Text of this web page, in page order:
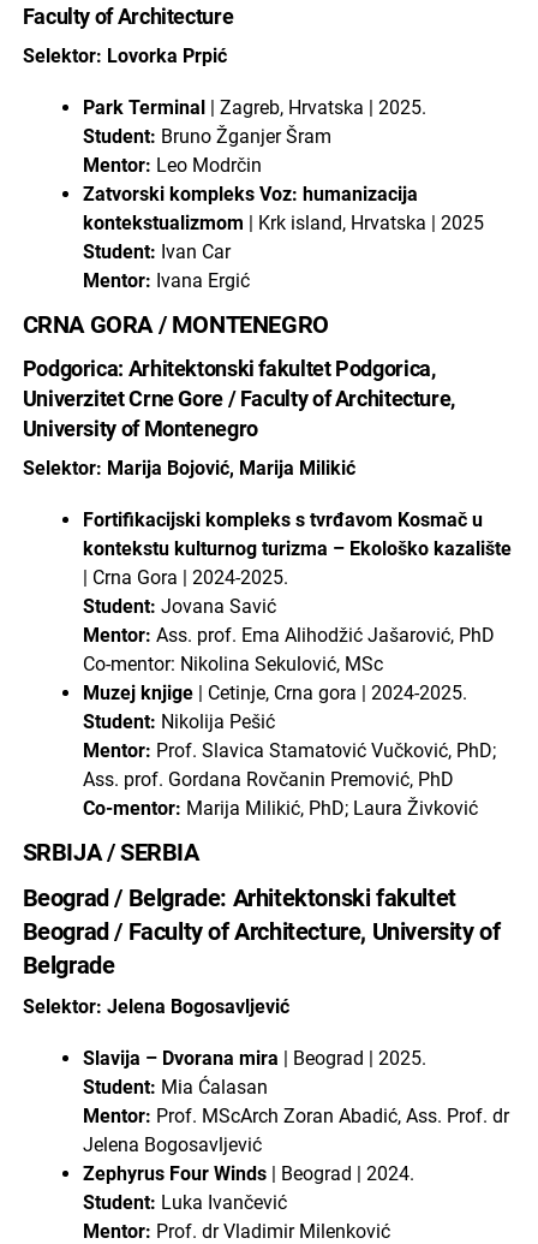
Faculty of Architecture
Selektor: Lovorka Prpić
Park Terminal | Zagreb, Hrvatska | 2025.
Student: Bruno Žganjer Šram
Mentor: Leo Modrčin
Zatvorski kompleks Voz: humanizacija
kontekstualizmom | Krk island, Hrvatska | 2025
Student: Ivan Car
Mentor: Ivana Ergić
CRNA GORA / MONTENEGRO
Podgorica: Arhitektonski fakultet Podgorica,
Univerzitet Crne Gore / Faculty of Architecture,
University of Montenegro
Selektor: Marija Bojović, Marija Milikić
Fortifikacijski kompleks s tvrđavom Kosmač u
kontekstu kulturnog turizma – Ekološko kazalište
| Crna Gora | 2024-2025.
Student: Jovana Savić
Mentor: Ass. prof. Ema Alihodžić Jašarović, PhD
Co-mentor: Nikolina Sekulović, MSc
Muzej knjige | Cetinje, Crna gora | 2024-2025.
Student: Nikolija Pešić
Mentor: Prof. Slavica Stamatović Vučković, PhD;
Ass. prof. Gordana Rovčanin Premović, PhD
Co-mentor: Marija Milikić, PhD; Laura Živković
SRBIJA / SERBIA
Beograd / Belgrade: Arhitektonski fakultet
Beograd / Faculty of Architecture, University of
Belgrade
Selektor: Jelena Bogosavljević
Slavija – Dvorana mira | Beograd | 2025.
Student: Mia Ćalasan
Mentor: Prof. MScArch Zoran Abadić, Ass. Prof. dr
Jelena Bogosavljević
Zephyrus Four Winds | Beograd | 2024.
Student: Luka Ivančević
Mentor: Prof. dr Vladimir Milenković